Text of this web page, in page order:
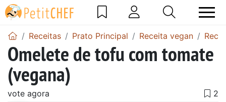
Receitas Prato Principal Receita vegan
Omelete de tofu com tomate
(vegana)
vote agora